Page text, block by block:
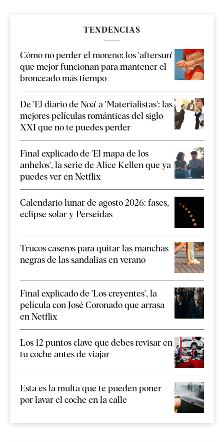
TENDENCIAS
Cómo no perder el moreno: los 'aftersun'
que mejor funcionan para mantener el
bronceado más tiempo
De 'El diario de Noa' a 'Materialistas': las
mejores películas románticas del siglo
XXI que no te puedes perder
Final explicado de 'El mapa de los
anhelos', la serie de Alice Kellen que ya
puedes ver en Netflix
Calendario lunar de agosto 2026: fases,
eclipse solar y Perseidas
Trucos caseros para quitar las manchas
negras de las sandalias en verano
Final explicado de 'Los creyentes', la
película con José Coronado que arrasa
en Netflix
Los 12 puntos clave que debes revisar en
tu coche antes de viajar
Esta es la multa que te pueden poner
por lavar el coche en la calle